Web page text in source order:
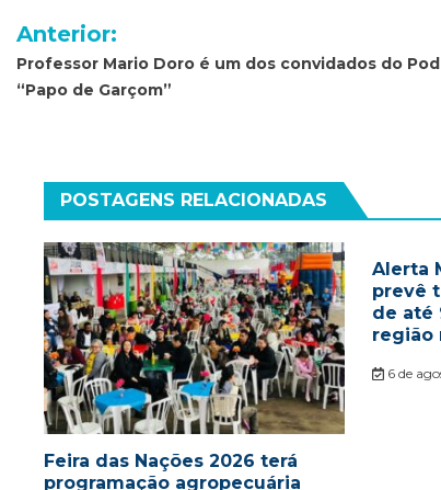
Navegação
de
Post
Anterior:
Professor Mario Doro é um dos convidados do
“Papo de Garçom”
POSTAGENS RELACIONADAS
Feira das Nações 2026 terá
programação agropecuária
Alerta
prevê
de até
região
6 de